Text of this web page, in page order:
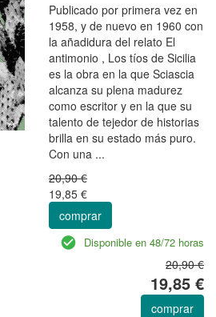
Publicado por primera vez en
1958, y de nuevo en 1960 con
la añadidura del relato El
antimonio , Los tíos de Sicilia
es la obra en la que Sciascia
alcanza su plena madurez
como escritor y en la que su
talento de tejedor de historias
brilla en su estado más puro.
Con una ...
20,90 €
19,85 €
comprar
Disponible en 48/72 horas
20,90 €
19,85 €
comprar